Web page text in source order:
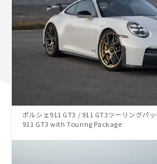
ポルシェ911 GT3 / 911 GT3ツーリングパ
911 GT3 with Touring Package